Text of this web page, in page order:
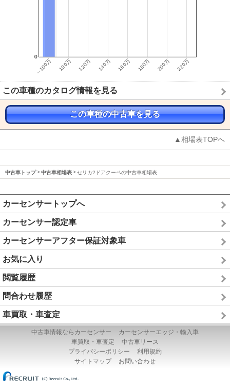
この車種のカタログ情報を見る
この車種の中古車を見る
▲相場表TOPへ
中古車トップ 中古車相場表 セリカ2ドアクーペの中古車相場表
カーセンサートップへ
カーセンサー認定車
カーセンサーアフター保証対象車
お気に入り
閲覧履歴
問合わせ履歴
車買取・車査定
中古車情報ならカーセンサー
カーセンサーエッジ・輸入車
車買取・車査定
中古車リース
プライバシーポリシー
利用規約
サイトマップ
お問い合わせ